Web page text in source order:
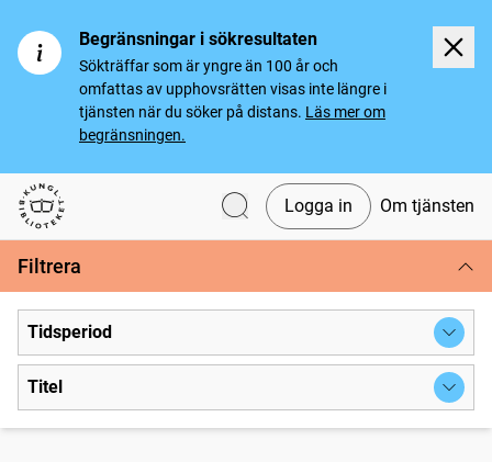
Begränsningar i sökresultaten
Sökträffar som är yngre än 100 år och
omfattas av upphovsrätten visas inte längre i
tjänsten när du söker på distans. Läs mer om
begränsningen.
Svenska tidningar
Logga in Om tjänsten
Filtrera
Tidsperiod
Titel